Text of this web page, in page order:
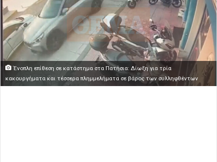
Ένοπλη επίθεση σε κατάστημα στα Πατήσια: Δίωξη για τρία
κακουργήματα και τέσσερα πλημμελήματα σε βάρος των συλληφθέντων